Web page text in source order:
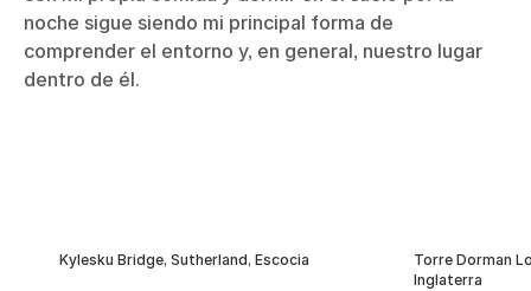
noche sigue siendo mi principal forma de
comprender el entorno y, en general, nuestro lugar
dentro de él.
Kylesku Bridge, Sutherland, Escocia
Torre Dorman
Inglaterra